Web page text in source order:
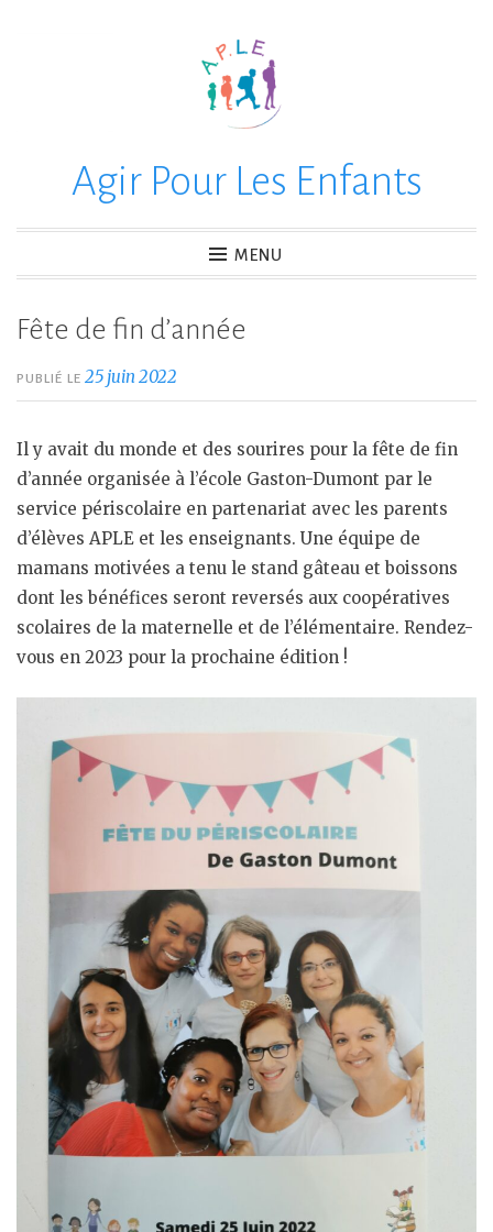
Agir Pour Les Enfants
MENU
Fête de fin d’année
PUBLIÉ LE 25 juin 2022
Il y avait du monde et des sourires pour la fête de fin
d’année organisée à l’école Gaston-Dumont par le
service périscolaire en partenariat avec les parents
d’élèves APLE et les enseignants. Une équipe de
mamans motivées a tenu le stand gâteau et boissons
dont les bénéfices seront reversés aux coopératives
scolaires de la maternelle et de l’élémentaire. Rendez-
vous en 2023 pour la prochaine édition !